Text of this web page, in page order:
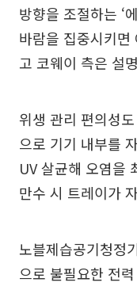
방향을 조절하는 ‘
바람을 집중시키
고 코웨이 측은 설
위생 관리 편의성
으로 기기 내부를
UV 살균해 오염을
만수 시 트레이가
노블제습공기청정
으로 불필요한 전